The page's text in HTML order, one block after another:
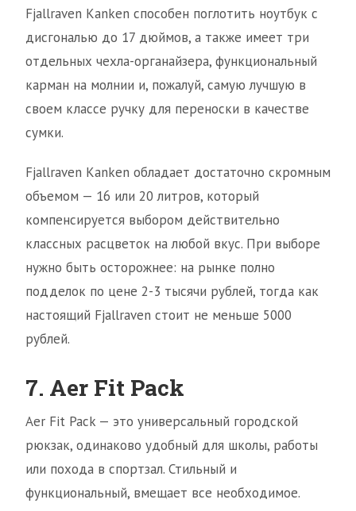
Fjallraven Kanken способен поглотить ноутбук с
дисгональю до 17 дюймов, а также имеет три
отдельных чехла-органайзера, функциональный
карман на молнии и, пожалуй, самую лучшую в
своем классе ручку для переноски в качестве
сумки.
Fjallraven Kanken обладает достаточно скромным
объемом — 16 или 20 литров, который
компенсируется выбором действительно
классных расцветок на любой вкус. При выборе
нужно быть осторожнее: на рынке полно
подделок по цене 2-3 тысячи рублей, тогда как
настоящий Fjallraven стоит не меньше 5000
рублей.
7. Aer Fit Pack
Aer Fit Pack — это универсальный городской
рюкзак, одинаково удобный для школы, работы
или похода в спортзал. Стильный и
функциональный, вмещает все необходимое.